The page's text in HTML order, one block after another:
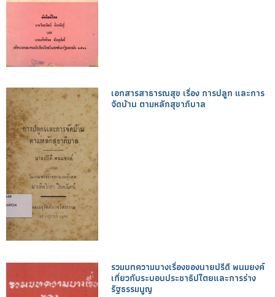
เอกสารสาธารณสุข เรื่อง การปลูก และการ
จัดบ้าน ตามหลักสุขาภิบาล
รวมบทความบางเรื่องของนายปรีดี พนมยงค์
เกี่ยวกับระบอบประชาธิปไตยและการร่าง
รัฐธรรมนูญ